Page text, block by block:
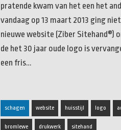
pratende kwam van het een het
vandaag op 13 maart 2013 ging
nieuwe website (Ziber Sitehand®)
de het 30 jaar oude logo is
een fris…
schagen website huisstijl logo
bromlewe drukwerk sitehand